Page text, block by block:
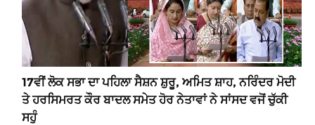
17ਵੀਂ ਲੋਕ ਸਭਾ ਦਾ ਪਹਿਲਾ ਸੈਸ਼ਨ ਸ਼ੁਰੂ, ਅਮਿਤ ਸ਼ਾਹ, ਨਰਿੰਦਰ ਮੋਦੀ
ਤੇ ਹਰਸਿਮਰਤ ਕੌਰ ਬਾਦਲ ਸਮੇਤ ਹੋਰ ਨੇਤਾਵਾਂ ਨੇ ਸਾਂਸਦ ਵਜੋਂ ਚੁੱਕੀ
ਸਹੁੰ